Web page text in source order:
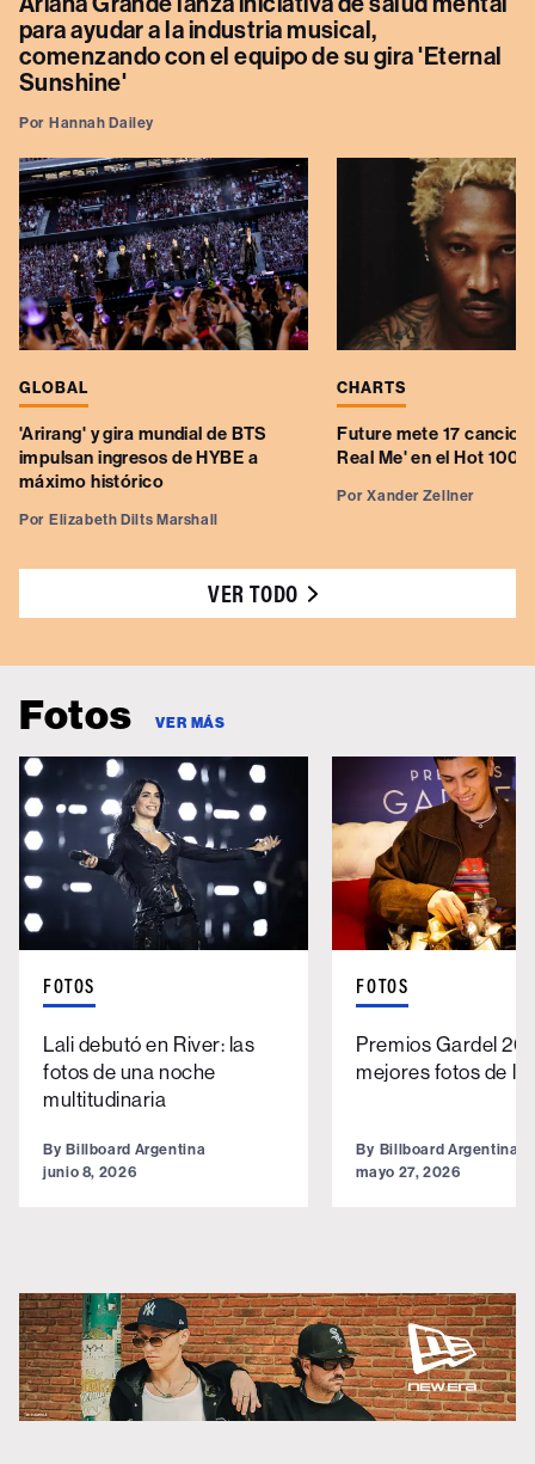
para ayudar a la industria musical,
comenzando con el equipo de su gira 'Eternal
Sunshine'
Por Hannah Dailey
GLOBAL
'Arirang' y gira mundial de BTS
impulsan ingresos de HYBE a
máximo histórico
Por Elizabeth Dilts Marshall
CHARTS
Future mete 17
Real Me' en el Hot 100
Por Xander Zellner
VER TODO
Fotos VER MÁS
FOTOS
Lali debutó en River: las
fotos de una noche
multitudinaria
By Billboard Argentina
junio 8, 2026
FOTOS
Premios Gardel
mejores fotos de la
By Billboard Argentina
mayo 27, 2026